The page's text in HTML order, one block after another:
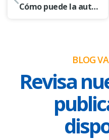
Cómo puede la automatización integrar la operación y el servicio al cliente
BLOG
Revisa